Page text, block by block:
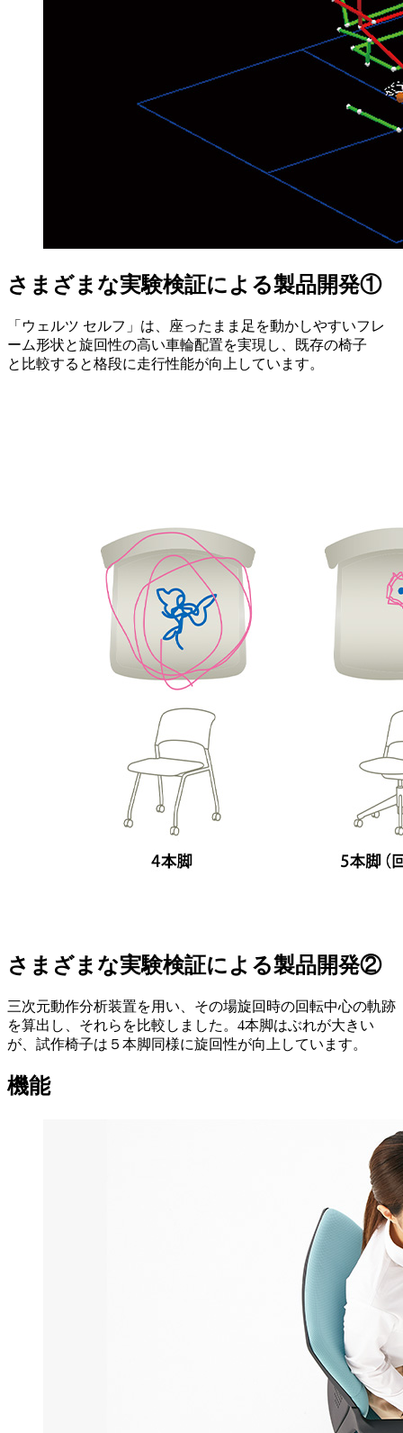
さまざまな実験検証による製品開発①
「ウェルツ セルフ」は、座ったまま足を動かしやすいフレ
ーム形状と旋回性の高い車輪配置を実現し、既存の椅子
と比較すると格段に走行性能が向上しています。
さまざまな実験検証による製品開発②
三次元動作分析装置を用い、その場旋回時の回転中心の軌跡
を算出し、それらを比較しました。4本脚はぶれが大きい
が、試作椅子は５本脚同様に旋回性が向上しています。
機能